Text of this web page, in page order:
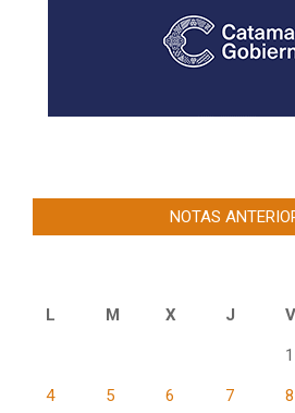
NOTAS
L
M X J V
1
4 5 6 7 8